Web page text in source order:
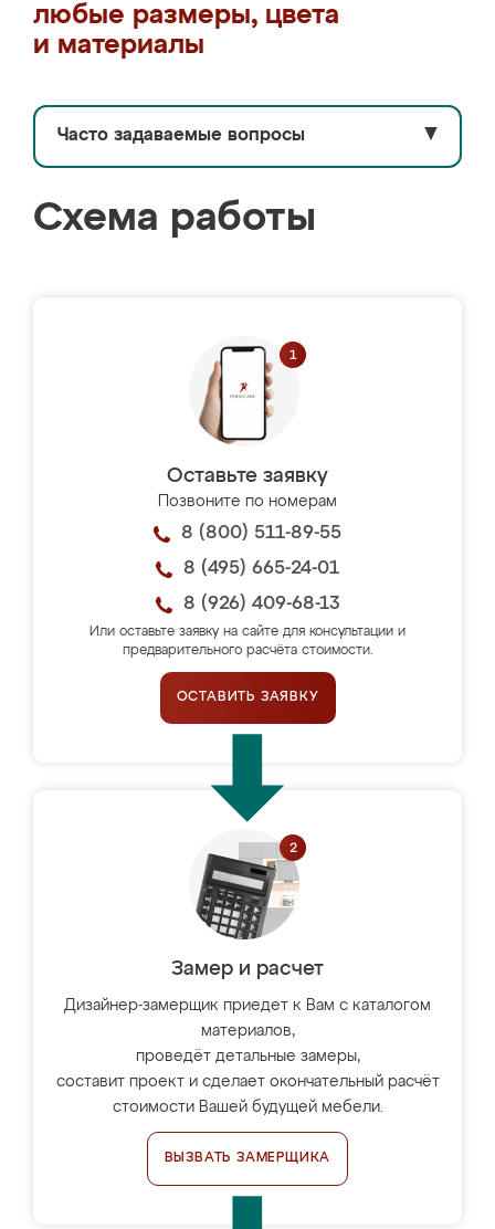
любые размеры, цвета
и материалы
Часто задаваемые вопросы ▼
Схема работы
Оставьте заявку
Позвоните по номерам
8 (800) 511-89-55
8 (495) 665-24-01
8 (926) 409-68-13
Или оставьте заявку на сайте для консультации и
предварительного расчёта стоимости.
ОСТАВИТЬ ЗАЯВКУ
Замер и расчет
Дизайнер-замерщик приедет к Вам с каталогом
материалов,
проведёт детальные замеры,
составит проект и сделает окончательный расчёт
стоимости Вашей будущей мебели.
ВЫЗВАТЬ ЗАМЕРЩИКА